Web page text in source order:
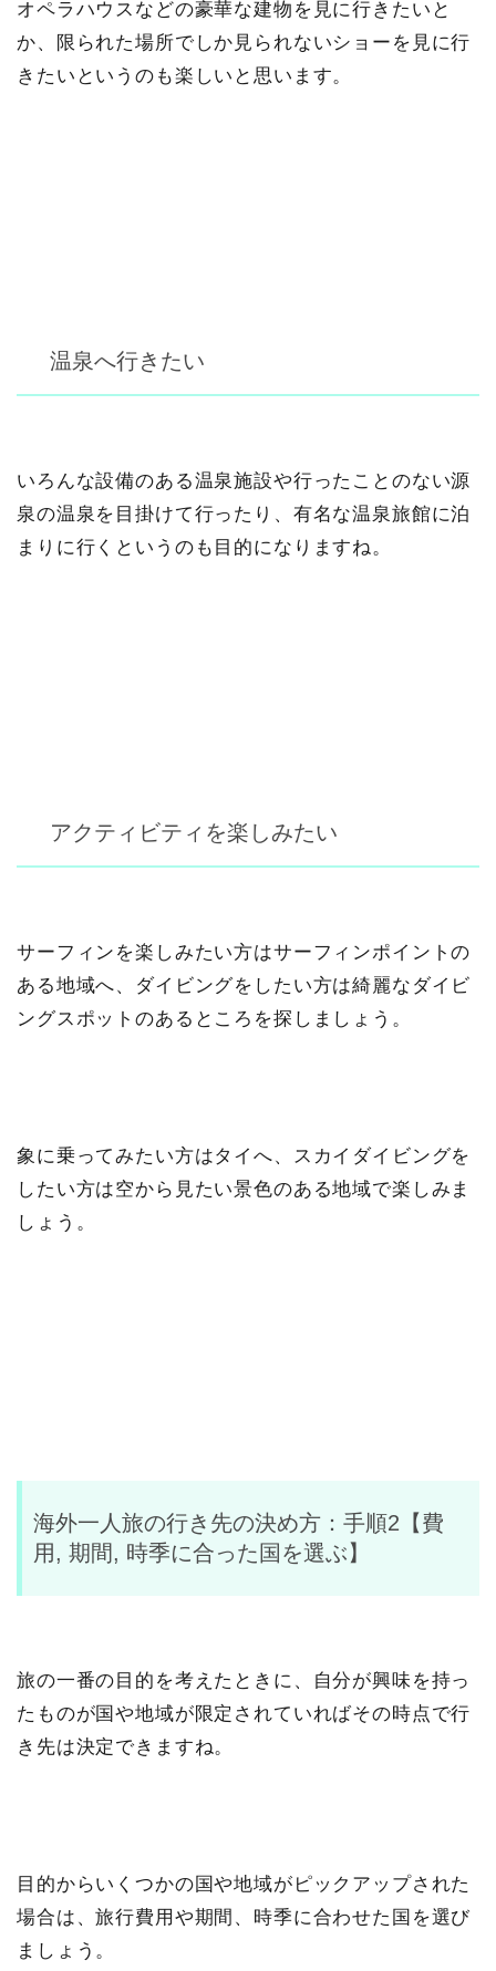
オペラハウスなどの豪華な建物を見に行きたいと
か、限られた場所でしか見られないショーを見に行
きたいというのも楽しいと思います。
温泉へ行きたい
いろんな設備のある温泉施設や行ったことのない源
泉の温泉を目掛けて行ったり、有名な温泉旅館に泊
まりに行くというのも目的になりますね。
アクティビティを楽しみたい
サーフィンを楽しみたい方はサーフィンポイントの
ある地域へ、ダイビングをしたい方は綺麗なダイビ
ングスポットのあるところを探しましょう。
象に乗ってみたい方はタイへ、スカイダイビングを
したい方は空から見たい景色のある地域で楽しみま
しょう。
海外一人旅の行き先の決め方：手順2【費
用, 期間, 時季に合った国を選ぶ】
旅の一番の目的を考えたときに、自分が興味を持っ
たものが国や地域が限定されていればその時点で行
き先は決定できますね。
目的からいくつかの国や地域がピックアップされた
場合は、旅行費用や期間、時季に合わせた国を選び
ましょう。